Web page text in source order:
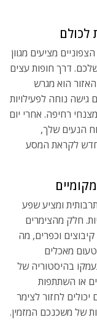
מציעים מגוון
דרך חופות עצים
הוא מגרש
נוחה לפעילויות
רחיפה. אחרי יום
הנעים שלך,
לקראת המסע
ומציע שפע
חלק מהצימרים
וכפרים, מה
מאכלים
בהיסטוריה של
או השתתפות
לחזור לצימר
של משכנכם המזמין.